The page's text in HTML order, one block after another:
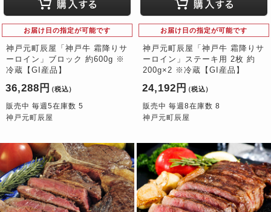
お届け日の指定が可能です
神戸元町辰屋「神戸牛 霜降りサ
ーロイン」ブロック 約600g ※
冷蔵【GI産品】
36,288円 （税込）
販売中 毎週5在庫数 5
神戸元町辰屋
お届け日の指定が可能です
神戸元町辰屋「神戸牛 霜降りサ
ーロイン」ステーキ用 2枚 約
200g×2 ※冷蔵【GI産品】
24,192円 （税込）
販売中 毎週8在庫数 8
神戸元町辰屋